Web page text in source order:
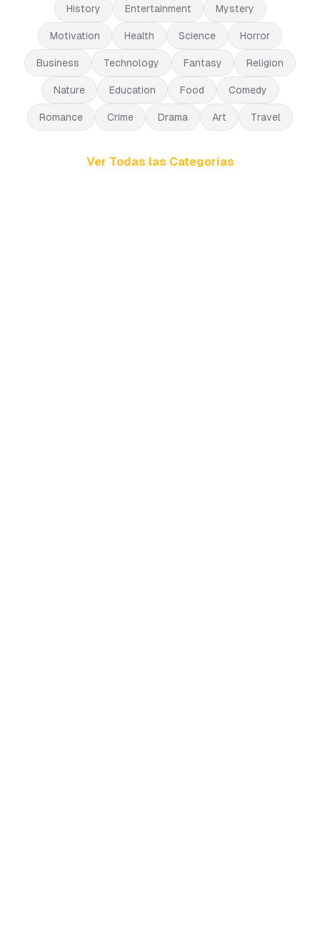
History Entertainment Mystery
Motivation Health Science Horror
Business Technology Fantasy Religion
Nature Education Food Comedy
Romance Crime Drama Art Travel
Ver Todas las Categorías